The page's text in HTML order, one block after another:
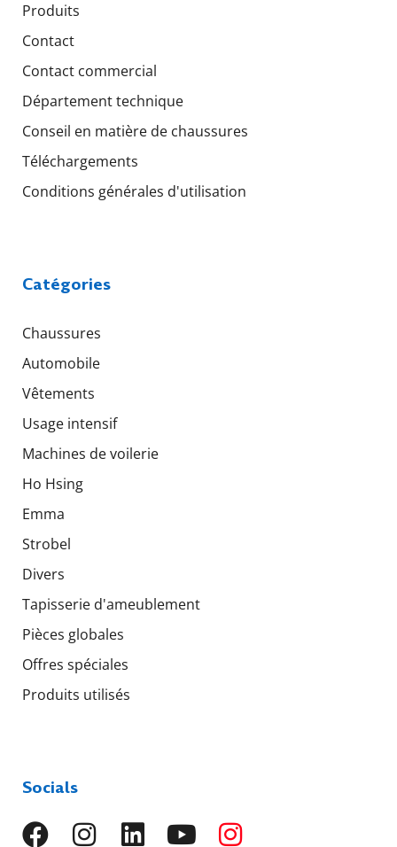
Produits
Contact
Contact commercial
Département technique
Conseil en matière de chaussures
Téléchargements
Conditions générales d'utilisation
Catégories
Chaussures
Automobile
Vêtements
Usage intensif
Machines de voilerie
Ho Hsing
Emma
Strobel
Divers
Tapisserie d'ameublement
Pièces globales
Offres spéciales
Produits utilisés
Socials